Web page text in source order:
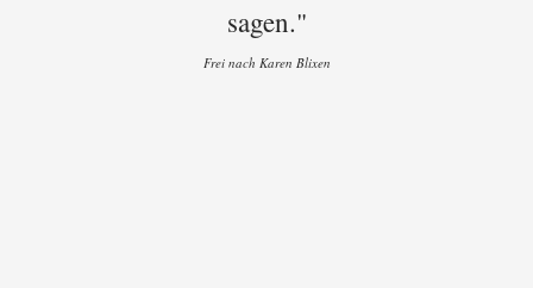
sagen."
Frei nach Karen Blixen